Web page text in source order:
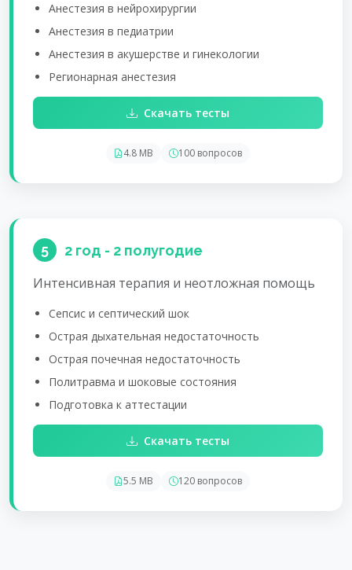
Анестезия в нейрохирургии
Анестезия в педиатрии
Анестезия в акушерстве и гинекологии
Регионарная анестезия
Скачать тесты
4.8 MB 100 вопросов
5 2 год - 2 полугодие
Интенсивная терапия и неотложная помощь
Сепсис и септический шок
Острая дыхательная недостаточность
Острая почечная недостаточность
Политравма и шоковые состояния
Подготовка к аттестации
Скачать тесты
5.5 MB 120 вопросов